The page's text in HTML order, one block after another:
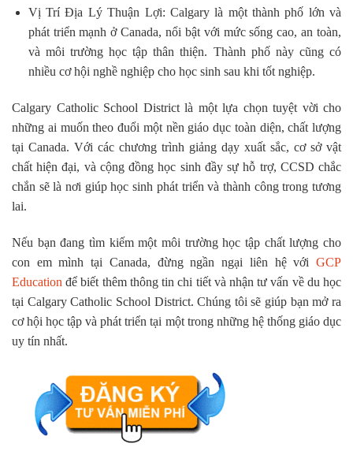
Vị Trí Địa Lý Thuận Lợi: Calgary là một thành phố lớn và
phát triển mạnh ở Canada, nổi bật với mức sống cao, an toàn,
và môi trường học tập thân thiện. Thành phố này cũng có
nhiều cơ hội nghề nghiệp cho học sinh sau khi tốt nghiệp.
Calgary Catholic School District là một lựa chọn tuyệt vời cho
những ai muốn theo đuổi một nền giáo dục toàn diện, chất lượng
tại Canada. Với các chương trình giảng dạy xuất sắc, cơ sở vật
chất hiện đại, và cộng đồng học sinh đầy sự hỗ trợ, CCSD chắc
chắn sẽ là nơi giúp học sinh phát triển và thành công trong tương
lai.
Nếu bạn đang tìm kiếm một môi trường học tập chất lượng cho
con em mình tại Canada, đừng ngần ngại liên hệ với GCP
Education để biết thêm thông tin chi tiết và nhận tư vấn về du học
tại Calgary Catholic School District. Chúng tôi sẽ giúp bạn mở ra
cơ hội học tập và phát triển tại một trong những hệ thống giáo dục
uy tín nhất.